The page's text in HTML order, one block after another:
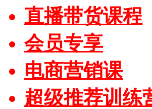
直播带货课程
会员专享
电商营销课
超级推荐训练